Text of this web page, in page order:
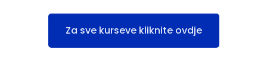
Za sve kurseve kliknite ovdje